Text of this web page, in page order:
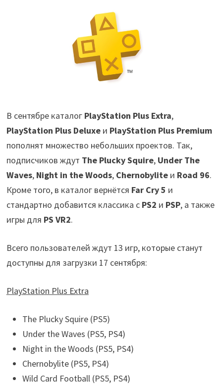
В сентябре каталог PlayStation Plus Extra,
PlayStation Plus Deluxe и PlayStation Plus Premium
пополнят множество небольших проектов. Так,
подписчиков ждут The Plucky Squire, Under The
Waves, Night in the Woods, Chernobyliteи Road 96.
Кроме того, в каталог вернётся Far Cry 5 и
стандартно добавится классика с PS2 и PSP, а также
игры для PS VR2.
Всего пользователей ждут 13 игр, которые станут
доступны для загрузки 17 сентября:
PlayStation Plus Extra
The Plucky Squire (PS5)
Under the Waves (PS5, PS4)
Night in the Woods (PS5, PS4)
Chernobylite (PS5, PS4)
Wild Card Football (PS5, PS4)